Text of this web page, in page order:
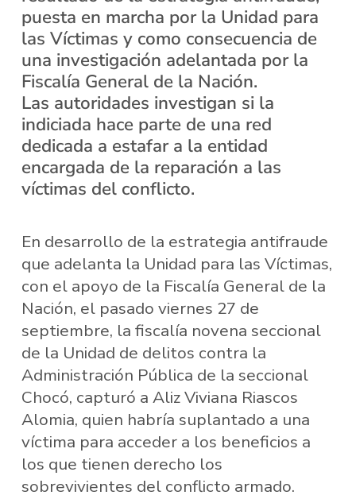
puesta en marcha por la Unidad para
las Víctimas y como consecuencia de
una investigación adelantada por la
Fiscalía General de la Nación.
Las autoridades investigan si la
indiciada hace parte de una red
dedicada a estafar a la entidad
encargada de la reparación a las
víctimas del conflicto.
En desarrollo de la estrategia antifraude
que adelanta la Unidad para las Víctimas,
con el apoyo de la Fiscalía General de la
Nación, el pasado viernes 27 de
septiembre, la fiscalía novena seccional
de la Unidad de delitos contra la
Administración Pública de la seccional
Chocó, capturó a Aliz Viviana Riascos
Alomia, quien habría suplantado a una
víctima para acceder a los beneficios a
los que tienen derecho los
sobrevivientes del conflicto armado.